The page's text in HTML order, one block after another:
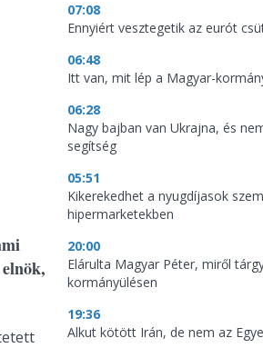
07:08
Ennyiért vesztegetik az eurót
06:48
Itt van, mit lép a Magyar-
06:28
Nagy bajban van Ukrajna, és
segítség
05:51
Kikerekedhet a nyugdíjasok
hipermarketekben
20:00
Elárulta Magyar Péter, miről
kormányülésen
19:36
Alkut kötött Irán, de nem az